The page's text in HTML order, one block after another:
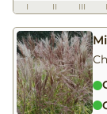
I II III